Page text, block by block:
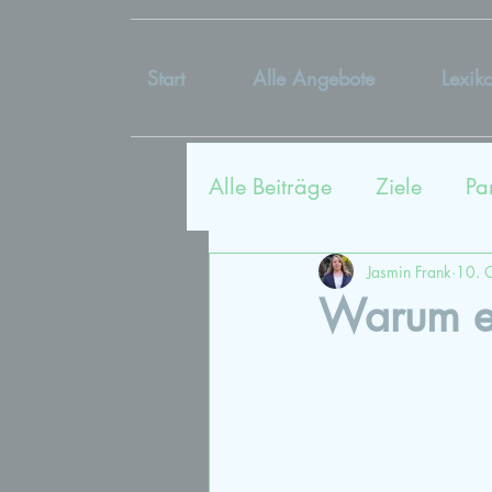
Start Alle Angebote
Alle Beiträge Ziele
Sexualtherapie
Warum
Jasmin Frank 10.